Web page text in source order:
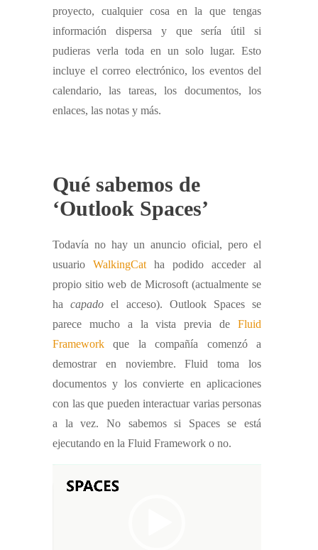
proyecto, cualquier cosa en la que tengas
información dispersa y que sería útil si
pudieras verla toda en un solo lugar. Esto
incluye el correo electrónico, los eventos del
calendario, las tareas, los documentos, los
enlaces, las notas y más.
Qué sabemos de
‘Outlook Spaces’
Todavía no hay un anuncio oficial, pero el
usuario WalkingCatha podido acceder al
propio sitio web de Microsoft (actualmente se
hacapado el acceso). Outlook Spaces se
parece mucho a la vista previa de Fluid
Framework que la compañía comenzó a
demostrar en noviembre. Fluid toma los
documentos y los convierte en aplicaciones
con las que pueden interactuar varias personas
a la vez. No sabemos si Spaces se está
ejecutando en la Fluid Framework o no.